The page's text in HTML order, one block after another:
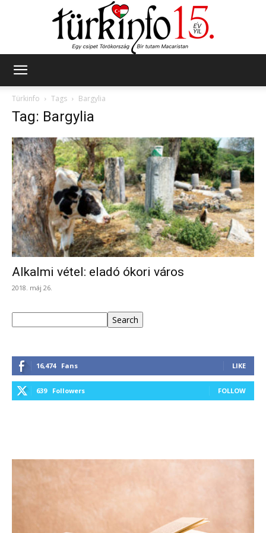
Türkinfo
Tags Bargylia
Tag: Bargylia
Alkalmi vétel: eladó ókori város
2018. máj 26.
Search
16,474 Fans LIKE
639 Followers FOLLOW